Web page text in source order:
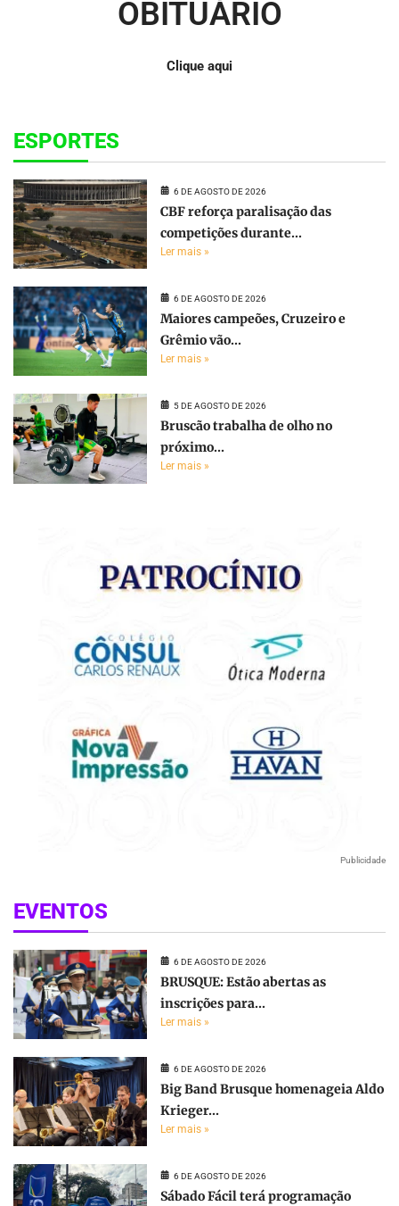
OBITUÁRIO
Clique aqui
ESPORTES
6 DE AGOSTO DE 2026
CBF reforça paralisação das
competições durante...
Ler mais »
6 DE AGOSTO DE 2026
Maiores campeões, Cruzeiro e
Grêmio vão...
Ler mais »
5 DE AGOSTO DE 2026
Bruscão trabalha de olho no
próximo...
Ler mais »
Publicidade
EVENTOS
6 DE AGOSTO DE 2026
BRUSQUE: Estão abertas as
inscrições para...
Ler mais »
6 DE AGOSTO DE 2026
Big Band Brusque homenageia Aldo
Krieger...
Ler mais »
6 DE AGOSTO DE 2026
Sábado Fácil terá programação